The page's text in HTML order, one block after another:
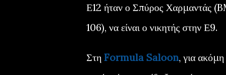
Ε12 ήταν ο Σπύρος Χαρμαντάς
106), να είναι ο νικητής στην Ε9.
Στη Formula Saloon, για